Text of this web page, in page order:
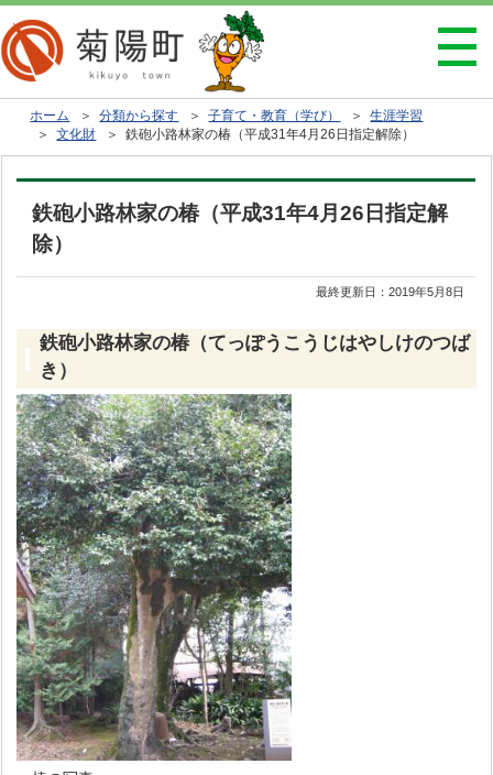
ホーム ＞分類から探す ＞子育て・教育（学び） ＞生涯学習
＞文化財 ＞ 鉄砲小路林家の椿（平成31年4月26日指定解除）
鉄砲小路林家の椿（平成31年4月26日指定解
除）
最終更新日：2019年5月8日
鉄砲小路林家の椿（てっぽうこうじはやしけのつば
き）